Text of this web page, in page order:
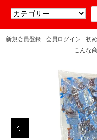
新規会員登録 会員ログイン 初
こんな